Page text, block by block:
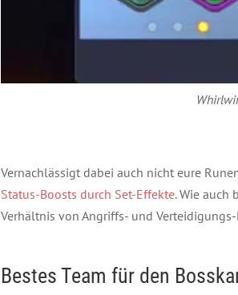
Vernachlässigt dabei auch nicht eure
Status-Boosts durch Set-Effekte. Wie auch
Verhältnis von Angriffs- und
Bestes Team für den